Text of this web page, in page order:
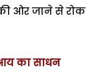
ओर जाने से रोक
का साधन